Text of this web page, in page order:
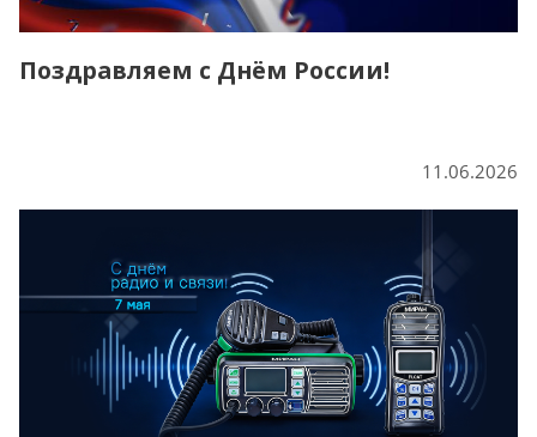
Поздравляем с Днём России!
11.06.2026